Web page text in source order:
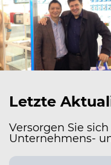
Letzte
Versorgen Sie
Unternehmens-